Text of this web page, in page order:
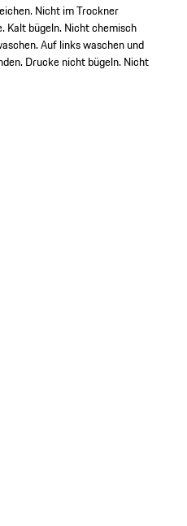
Nicht im Trockner
Kalt bügeln. Nicht chemisch
Auf links waschen und
Drucke nicht bügeln. Nicht